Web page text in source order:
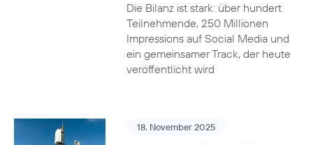
Die Bilanz ist stark: über hundert
Teilnehmende, 250 Millionen
Impressions auf Social Media und
ein gemeinsamer Track, der heute
veröffentlicht wird
18. November 2025